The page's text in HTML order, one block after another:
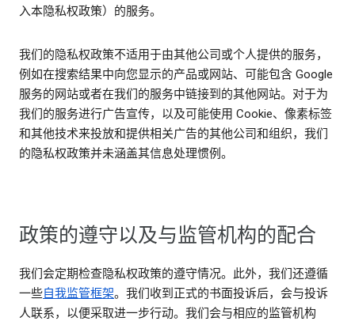
入本隐私权政策）的服务。
我们的隐私权政策不适用于由其他公司或个人提供的服务，
例如在搜索结果中向您显示的产品或网站、可能包含 Google
服务的网站或者在我们的服务中链接到的其他网站。对于为
我们的服务进行广告宣传，以及可能使用 Cookie、像素标签
和其他技术来投放和提供相关广告的其他公司和组织，我们
的隐私权政策并未涵盖其信息处理惯例。
政策的遵守以及与监管机构的配合
我们会定期检查隐私权政策的遵守情况。此外，我们还遵循
一些自我监管框架。我们收到正式的书面投诉后，会与投诉
人联系，以便采取进一步行动。我们会与相应的监管机构